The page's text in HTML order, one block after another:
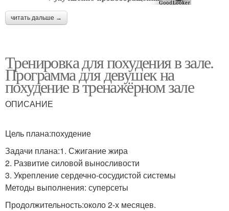
читать дальше →
Тренировка для похудения в зале.
Программа для девушек на
похудение в тренажёрном зале
ОПИСАНИЕ
Цель плана:похудение
Задачи плана:1. Сжигание жира
2. Развитие силовой выносливости
3. Укрепление сердечно-сосудистой системы
Методы выполнения: суперсеты
Продолжительность:около 2-х месяцев.